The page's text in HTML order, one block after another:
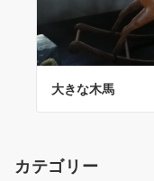
大きな木馬
カテゴリー